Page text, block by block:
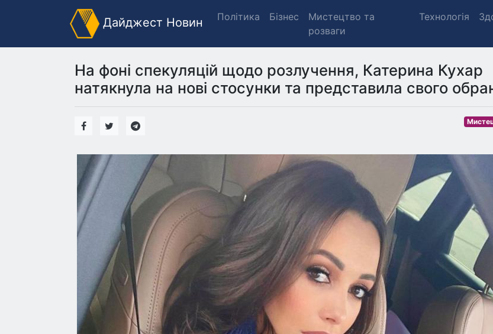
Дайджест Новин Політика Бізнес
Мистецтво та
розваги
Технологія
На фоні спекуляцій щодо розлучення, Катерина Кухар
натякнула на нові стосунки та представила свого